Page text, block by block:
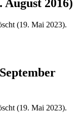
August 2016)
(19. Mai 2023).
(19. Mai 2023).